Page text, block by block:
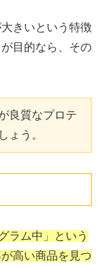
きいという特徴
目的なら、その
良質なプロテ
ょう。
ラム中」という
高い商品を見つ